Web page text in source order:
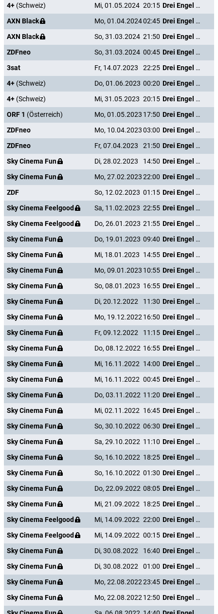
4+ (Schweiz) Mi, 01.05.2024 20:15
Drei Engel für Charlie - Volle Power
AXN Black
Mo, 01.04.202402:45
Drei Engel für Charlie - Volle Power
AXN Black
So, 31.03.2024 21:50
Drei Engel für Charlie - Volle Power
ZDFneo
So, 31.03.2024 00:45
Drei Engel für Charlie - Volle Power
3sat
Fr, 14.07.2023 22:25
Drei Engel für Charlie - Volle Power
4+ (Schweiz) Do, 01.06.2023 00:20
Drei Engel für Charlie - Volle Power
4+ (Schweiz) Mi, 31.05.2023 20:15
Drei Engel für Charlie - Volle Power
ORF 1 (Österreich) Mo, 01.05.2023 17:50
Drei Engel für Charlie - Volle Power
ZDFneo
Mo, 10.04.202303:00
Drei Engel für Charlie - Volle Power
ZDFneo
Fr, 07.04.2023 21:50
Drei Engel für Charlie - Volle Power
Sky Cinema Fun
Di, 28.02.2023 14:50
Drei Engel für Charlie - Volle Power
Sky Cinema Fun
Mo, 27.02.202322:00
Drei Engel für Charlie - Volle Power
ZDF
So, 12.02.2023 01:15
Drei Engel für Charlie - Volle Power
Sky Cinema Feelgood
Sa, 11.02.2023 22:55
Drei Engel für Charlie - Volle Power
Sky Cinema Feelgood
Do, 26.01.2023 21:55
Drei Engel für Charlie - Volle Power
Sky Cinema Fun
Do, 19.01.2023 09:40
Drei Engel für Charlie - Volle Power
Sky Cinema Fun
Mi, 18.01.2023 14:55
Drei Engel für Charlie - Volle Power
Sky Cinema Fun
Mo, 09.01.2023 10:55
Drei Engel für Charlie - Volle Power
Sky Cinema Fun
So, 08.01.2023 16:55
Drei Engel für Charlie - Volle Power
Sky Cinema Fun
Di, 20.12.2022 11:30
Drei Engel für Charlie - Volle Power
Sky Cinema Fun
Mo, 19.12.202216:50
Drei Engel für Charlie - Volle Power
Sky Cinema Fun
Fr, 09.12.2022 11:15
Drei Engel für Charlie - Volle Power
Sky Cinema Fun
Do, 08.12.2022 16:55
Drei Engel für Charlie - Volle Power
Sky Cinema Fun
Mi, 16.11.2022 14:00
Drei Engel für Charlie - Volle Power
Sky Cinema Fun
Mi, 16.11.2022 00:45
Drei Engel für Charlie - Volle Power
Sky Cinema Fun
Do, 03.11.2022 11:20
Drei Engel für Charlie - Volle Power
Sky Cinema Fun
Mi, 02.11.2022 16:45
Drei Engel für Charlie - Volle Power
Sky Cinema Fun
So, 30.10.2022 06:30
Drei Engel für Charlie - Volle Power
Sky Cinema Fun
Sa, 29.10.2022 11:10
Drei Engel für Charlie - Volle Power
Sky Cinema Fun
So, 16.10.2022 18:25
Drei Engel für Charlie - Volle Power
Sky Cinema Fun
So, 16.10.2022 01:30
Drei Engel für Charlie - Volle Power
Sky Cinema Fun
Do, 22.09.2022 08:05
Drei Engel für Charlie - Volle Power
Sky Cinema Fun
Mi, 21.09.2022 18:25
Drei Engel für Charlie - Volle Power
Sky Cinema Feelgood
Mi, 14.09.2022 22:00
Drei Engel für Charlie - Volle Power
Sky Cinema Feelgood
Mi, 14.09.2022 00:15
Drei Engel für Charlie - Volle Power
Sky Cinema Fun
Di, 30.08.2022 16:40
Drei Engel für Charlie - Volle Power
Sky Cinema Fun
Di, 30.08.2022 01:00
Drei Engel für Charlie - Volle Power
Sky Cinema Fun
Mo, 22.08.202223:45
Drei Engel für Charlie - Volle Power
Sky Cinema Fun
Mo, 22.08.202212:50
Drei Engel für Charlie - Volle Power